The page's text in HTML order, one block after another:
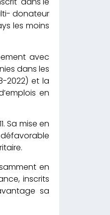
donateur
les moins
avec
dans les
2022) et la
en
Sa mise en
en
inscrits
sa